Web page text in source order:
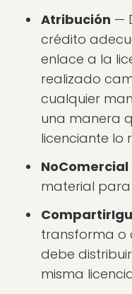
Atribución —
crédito
enlace a la
realizado
cualquier
una manera
licenciante lo
NoComercial
material para
transforma o
debe
misma